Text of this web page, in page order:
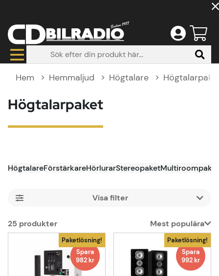
Hem Hemmaljud Högtalare
Högtalarpaket
HögtalareFörstärkareHörlurarStereopaketMultiroompaket
Filtrera
25 produkter
Mest populära
Paketlösning!
Spara
Spara
982 kr
Paketlösning!
Spara
992 kr